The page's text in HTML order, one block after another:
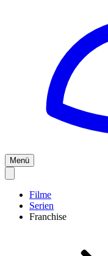
Menü
Filme
Serien
Franchise